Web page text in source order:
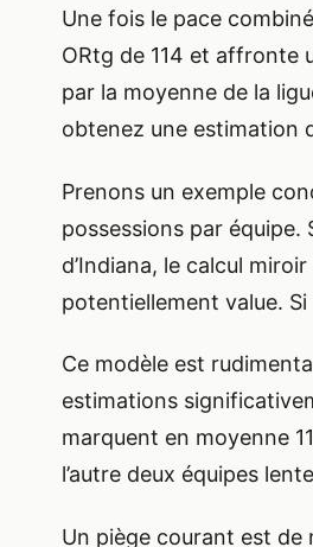
Une fois le pace
ORtg de 114 et affronte
par la moyenne de la
obtenez une estimation
Prenons un exemple
possessions par équipe.
d’Indiana, le calcul
potentiellement value.
Ce modèle est
estimations
marquent en moyenne
l’autre deux équipes
Un piège courant est de